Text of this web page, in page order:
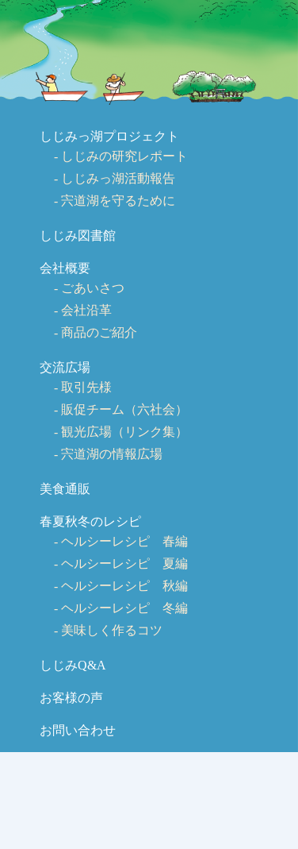
しじみっ湖プロジェクト
しじみの研究レポート
しじみっ湖活動報告
宍道湖を守るために
しじみ図書館
会社概要
ごあいさつ
会社沿革
商品のご紹介
交流広場
取引先様
販促チーム（六社会）
観光広場（リンク集）
宍道湖の情報広場
美食通販
春夏秋冬のレシピ
ヘルシーレシピ 春編
ヘルシーレシピ 夏編
ヘルシーレシピ 秋編
ヘルシーレシピ 冬編
美味しく作るコツ
しじみQ&A
お客様の声
お問い合わせ